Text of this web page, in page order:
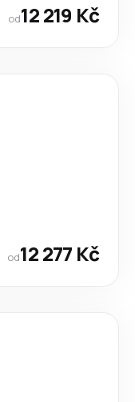
od12 219 Kč
od12 277 Kč